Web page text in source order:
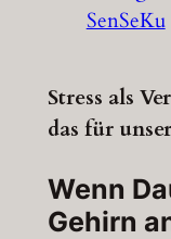
SenSeKu
Stress als
das für
Wenn
Gehirn